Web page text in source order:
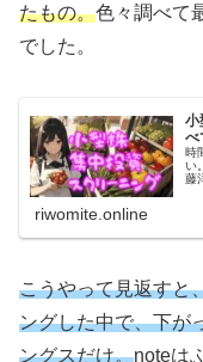
たもの。色々調べて
でした。
小
べ
時
い
藤
riwomite.online
こうやって見返すと
ングした中で、下が
ングスだけ。noteは